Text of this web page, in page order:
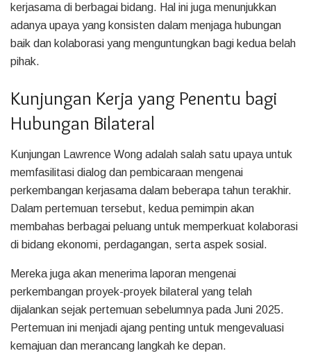
kerjasama di berbagai bidang. Hal ini juga menunjukkan
adanya upaya yang konsisten dalam menjaga hubungan
baik dan kolaborasi yang menguntungkan bagi kedua belah
pihak.
Kunjungan Kerja yang Penentu bagi
Hubungan Bilateral
Kunjungan Lawrence Wong adalah salah satu upaya untuk
memfasilitasi dialog dan pembicaraan mengenai
perkembangan kerjasama dalam beberapa tahun terakhir.
Dalam pertemuan tersebut, kedua pemimpin akan
membahas berbagai peluang untuk memperkuat kolaborasi
di bidang ekonomi, perdagangan, serta aspek sosial.
Mereka juga akan menerima laporan mengenai
perkembangan proyek-proyek bilateral yang telah
dijalankan sejak pertemuan sebelumnya pada Juni 2025.
Pertemuan ini menjadi ajang penting untuk mengevaluasi
kemajuan dan merancang langkah ke depan.